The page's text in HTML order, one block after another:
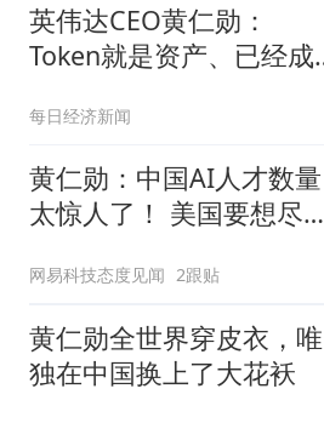
英伟达CEO黄仁勋：
Token就是资产、已经成
每日经济新闻
黄仁勋：中国AI人才数量
太惊人了！ 美国要想尽办
网易科技态度见闻 2跟贴
黄仁勋全世界穿皮衣，唯
独在中国换上了大花袄